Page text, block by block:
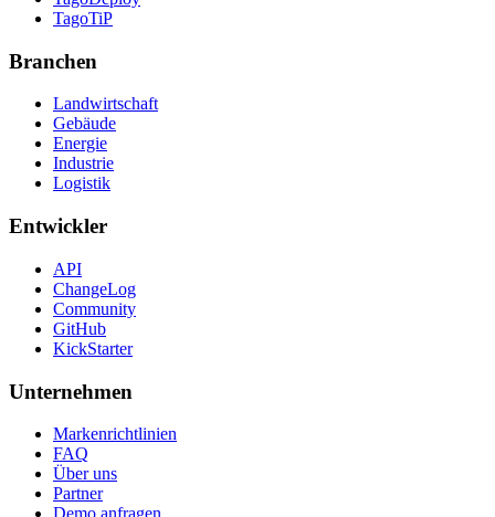
TagoTiP
Branchen
Landwirtschaft
Gebäude
Energie
Industrie
Logistik
Entwickler
API
ChangeLog
Community
GitHub
KickStarter
Unternehmen
Markenrichtlinien
FAQ
Über uns
Partner